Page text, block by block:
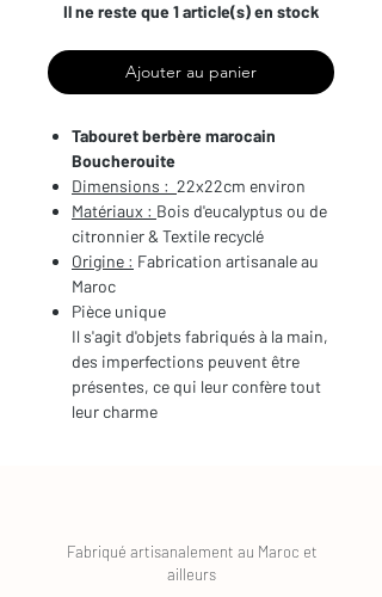
Il ne reste que 1 article(s) en stock
Ajouter au panier
Tabouret berbère marocain
Boucherouite
Dimensions : 22x22cm environ
Matériaux : Bois d'eucalyptus ou de
citronnier & Textile recyclé
Origine : Fabrication artisanale au
Maroc
Pièce unique
Il s'agit d'objets fabriqués à la main,
des imperfections peuvent être
présentes, ce qui leur confère tout
leur charme
Fabriqué artisanalement au Maroc et
ailleurs